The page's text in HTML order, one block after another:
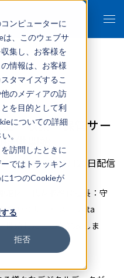
ンピューターに
は、このウェブサ
集し、お客様を
情報は、お客様
タマイズするこ
のメディアの訪
を目的として利
についての詳細
。
訪問したときに
ではトラッキン
1つのCookieが
る
拒否
各位 -
・収集・保管サー
供開始
2019年11月20日配信
港区、代表取締役社長：守
預かりサービス「Data
開始したことを発表しま